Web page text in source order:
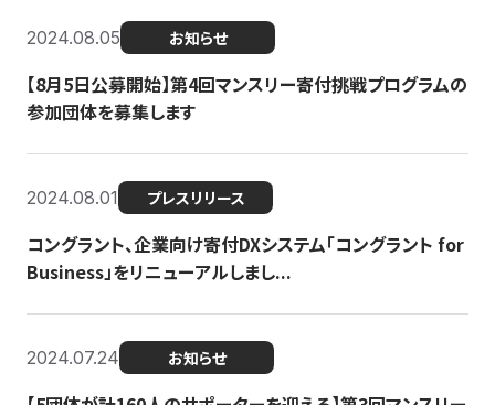
2024.08.05 お知らせ
【8月5日公募開始】第4回マンスリー寄付挑戦プログラムの
参加団体を募集します
2024.08.01 プレスリリース
コングラント、企業向け寄付DXシステム「コングラント for
Business」をリニューアルしまし...
2024.07.24 お知らせ